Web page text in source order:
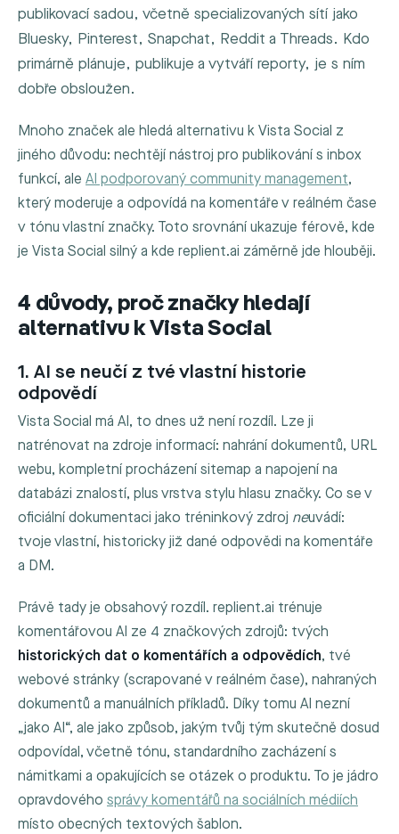
publikovací sadou, včetně specializovaných sítí jako
Bluesky, Pinterest, Snapchat, Reddit a Threads. Kdo
primárně plánuje, publikuje a vytváří reporty, je s ním
dobře obsloužen.
Mnoho značek ale hledá alternativu k Vista Social z
jiného důvodu: nechtějí nástroj pro publikování s inbox
funkcí, ale AI podporovaný community management,
který moderuje a odpovídá na komentáře v reálném čase
v tónu vlastní značky. Toto srovnání ukazuje férově, kde
je Vista Social silný a kde replient.ai záměrně jde hlouběji.
4 důvody, proč značky hledají
alternativu k Vista Social
1. AI se neučí z tvé vlastní historie
odpovědí
Vista Social má AI, to dnes už není rozdíl. Lze ji
natrénovat na zdroje informací: nahrání dokumentů, URL
webu, kompletní procházení sitemap a napojení na
databázi znalostí, plus vrstva stylu hlasu značky. Co se v
oficiální dokumentaci jako tréninkový zdroj neuvádí:
tvoje vlastní, historicky již dané odpovědi na komentáře
a DM.
Právě tady je obsahový rozdíl. replient.ai trénuje
komentářovou AI ze 4 značkových zdrojů: tvých
historických dat o komentářích a odpovědích, tvé
webové stránky (scrapované v reálném čase), nahraných
dokumentů a manuálních příkladů. Díky tomu AI nezní
„jako AI“, ale jako způsob, jakým tvůj tým skutečně dosud
odpovídal, včetně tónu, standardního zacházení s
námitkami a opakujících se otázek o produktu. To je jádro
opravdového správy komentářů na sociálních médiích
místo obecných textových šablon.